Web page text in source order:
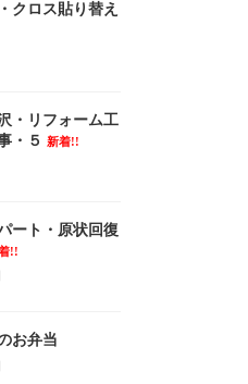
クロス貼り替え
・リフォーム工
・５
新着!!
ート・原状回復
!!
お弁当